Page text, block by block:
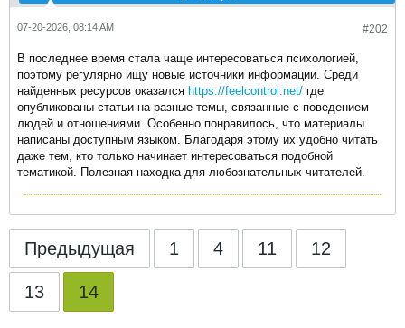
#202
07-20-2026, 08:14 AM
В последнее время стала чаще интересоваться психологией,
поэтому регулярно ищу новые источники информации. Среди
найденных ресурсов оказался https://feelcontrol.net/ где
опубликованы статьи на разные темы, связанные с поведением
людей и отношениями. Особенно понравилось, что материалы
написаны доступным языком. Благодаря этому их удобно читать
даже тем, кто только начинает интересоваться подобной
тематикой. Полезная находка для любознательных читателей.​
Предыдущая 1 4 11 12
13 14